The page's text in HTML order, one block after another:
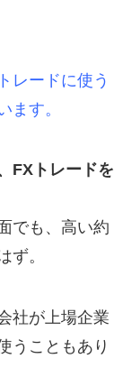
レードに使う
ます。
FXトレードを
でも、高い約
ず。
社が上場企業
うこともあり